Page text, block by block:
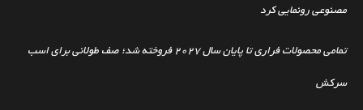
مصنوعی رونمایی کرد
تمامی محصولات فراری تا پایان سال ۲۰۲۷ فروخته شد؛ صف طولانی برای اسب
سرکش